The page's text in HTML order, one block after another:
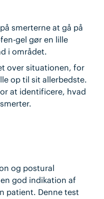
smerterne at gå på
gel gør en lille
i området.
over situationen, for
op til sit allerbedste.
at identificere, hvad
og postural
god indikation af
patient. Denne test